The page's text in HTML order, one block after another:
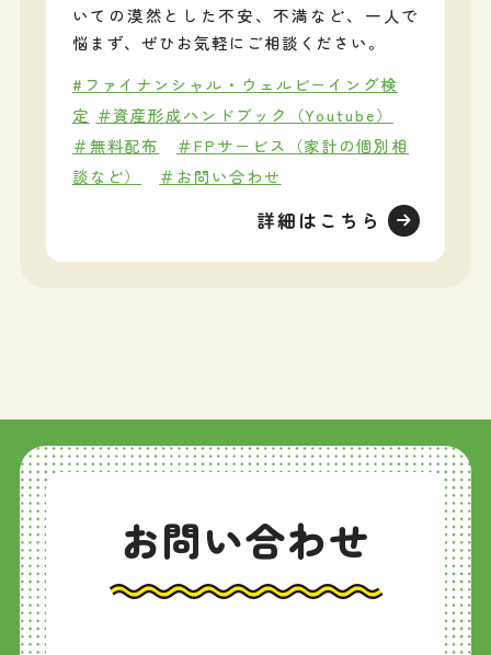
いての漠然とした不安、不満など、一人で
悩まず、ぜひお気軽にご相談ください。
#ファイナンシャル・ウェルビーイング検
定 ＃資産形成ハンドブック（Youtube）
＃無料配布
＃FPサービス（家計の個別相
談など）
＃お問い合わせ
詳細はこちら
お問い合わせ